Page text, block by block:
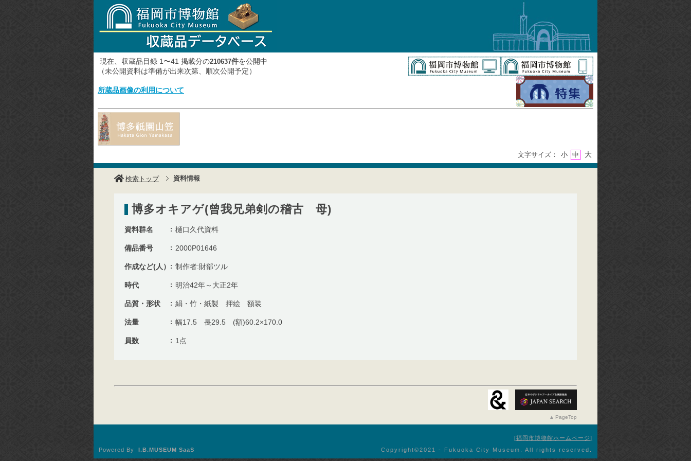
現在、収蔵品目録 1〜41 掲載分の210637件を公開中
（未公開資料は準備が出来次第、順次公開予定）
所蔵品画像の利用について
文字サイズ： 小 中 大
検索トップ 資料情報
博多オキアゲ(曾我兄弟剣の稽古 母)
資料群名 樋口久代資料
備品番号 2000P01646
作成など(人） 制作者:財部ツル
時代 明治42年～大正2年
品質・形状 絹・竹・紙製 押絵 額装
法量 幅17.5 長29.5 (額)60.2×170.0
員数 1点
PageTop
福岡市博物館ホームページ
Copyright©︎2021 - Fukuoka City Museum. All rights reserved.
Powered By I.B.MUSEUM SaaS